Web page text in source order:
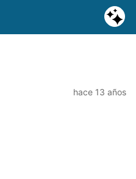
hace 13 años